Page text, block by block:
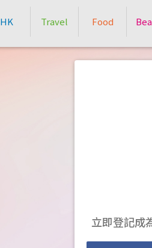
HK Travel Food
立即登記成